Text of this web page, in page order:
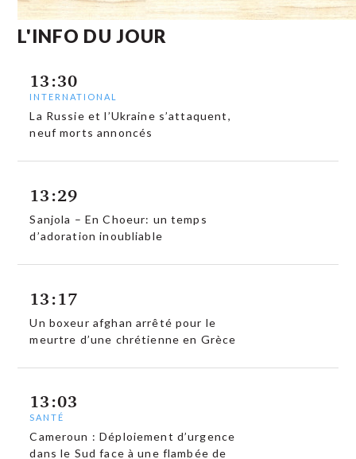
L'INFO DU JOUR
13:30
INTERNATIONAL
La Russie et l’Ukraine s’attaquent,
neuf morts annoncés
13:29
Sanjola – En Choeur: un temps
d’adoration inoubliable
13:17
Un boxeur afghan arrêté pour le
meurtre d’une chrétienne en Grèce
13:03
SANTÉ
Cameroun : Déploiement d’urgence
dans le Sud face à une flambée de